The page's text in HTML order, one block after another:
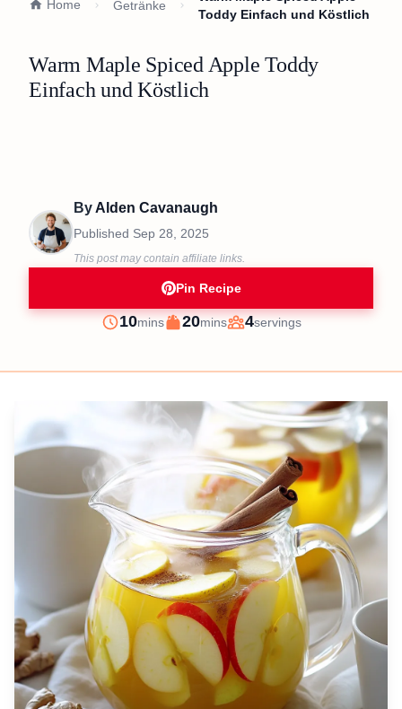
Home Getränke
Toddy Einfach und Köstlich
Warm Maple Spiced Apple Toddy
Einfach und Köstlich
ByAlden Cavanaugh
Published Sep 28, 2025
This post may contain affiliate links.
Pin Recipe
Prep
10minutes
mins
Cook
20minutes
mins
Servings
4servings